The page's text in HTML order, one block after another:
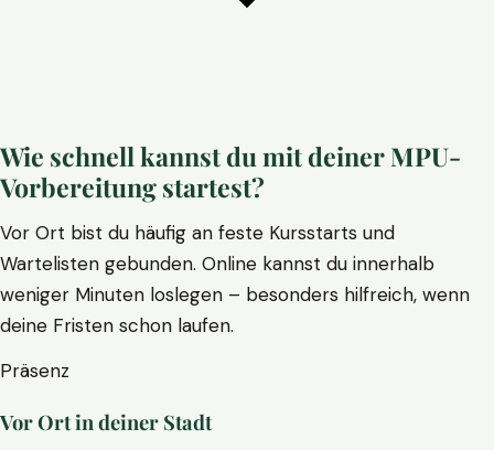
Wie schnell kannst du mit deiner MPU-
Vorbereitung startest?
Vor Ort bist du häufig an feste Kursstarts und
Wartelisten gebunden. Online kannst du innerhalb
weniger Minuten loslegen – besonders hilfreich, wenn
deine Fristen schon laufen.
Präsenz
Vor Ort in deiner Stadt